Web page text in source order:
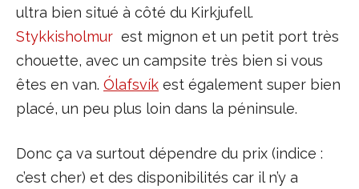
ultra bien situé à côté du Kirkjufell.
Stykkisholmur est mignon et un petit port très
chouette, avec un campsite très bien si vous
êtes en van. Ólafsvík est également super bien
placé, un peu plus loin dans la péninsule.
Donc ça va surtout dépendre du prix (indice :
c’est cher) et des disponibilités car il n’y a